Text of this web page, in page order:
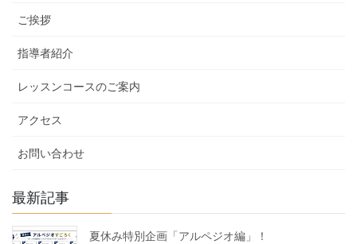
ーご挨拶
指導者紹介
レッスンコースのご案内
アクセス
お問い合わせ
最新記事
夏休み特別企画「アルペジオ編」！